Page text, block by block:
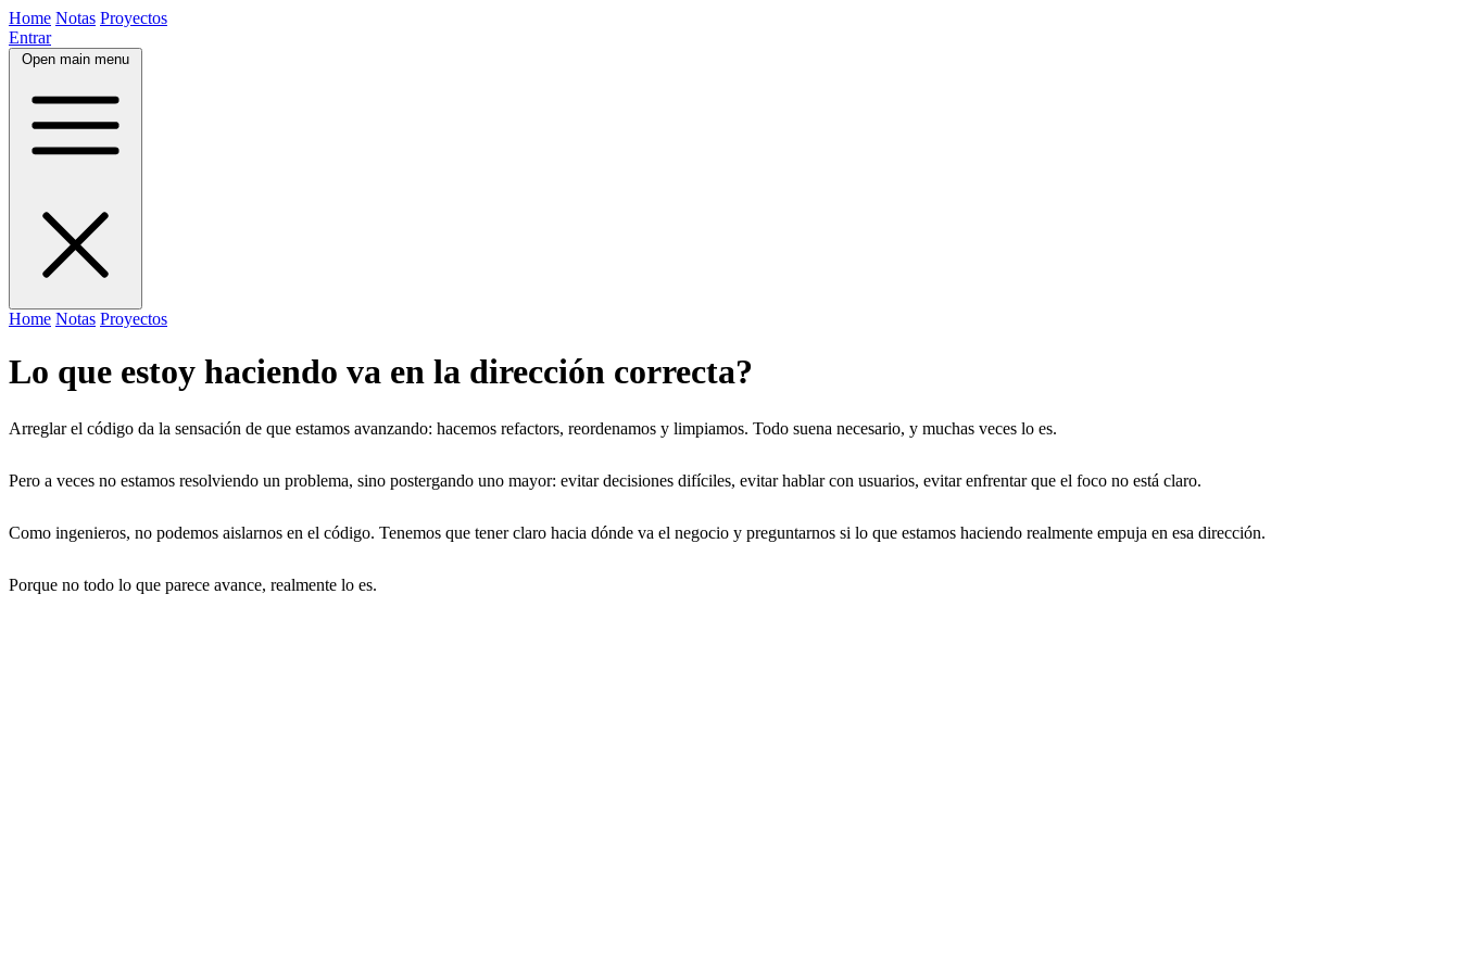
Home Notas Proyectos
Entrar
Open main menu
Home Notas Proyectos
Lo que estoy haciendo va en la dirección correcta?
Arreglar el código da la sensación de que estamos avanzando: hacemos refactors, reordenamos y limpiamos. Todo suena necesario, y muchas veces lo es.
Pero a veces no estamos resolviendo un problema, sino postergando uno mayor: evitar decisiones difíciles, evitar hablar con usuarios, evitar enfrentar que el foco no está claro.
Como ingenieros, no podemos aislarnos en el código. Tenemos que tener claro hacia dónde va el negocio y preguntarnos si lo que estamos haciendo realmente empuja en esa dirección.
Porque no todo lo que parece avance, realmente lo es.